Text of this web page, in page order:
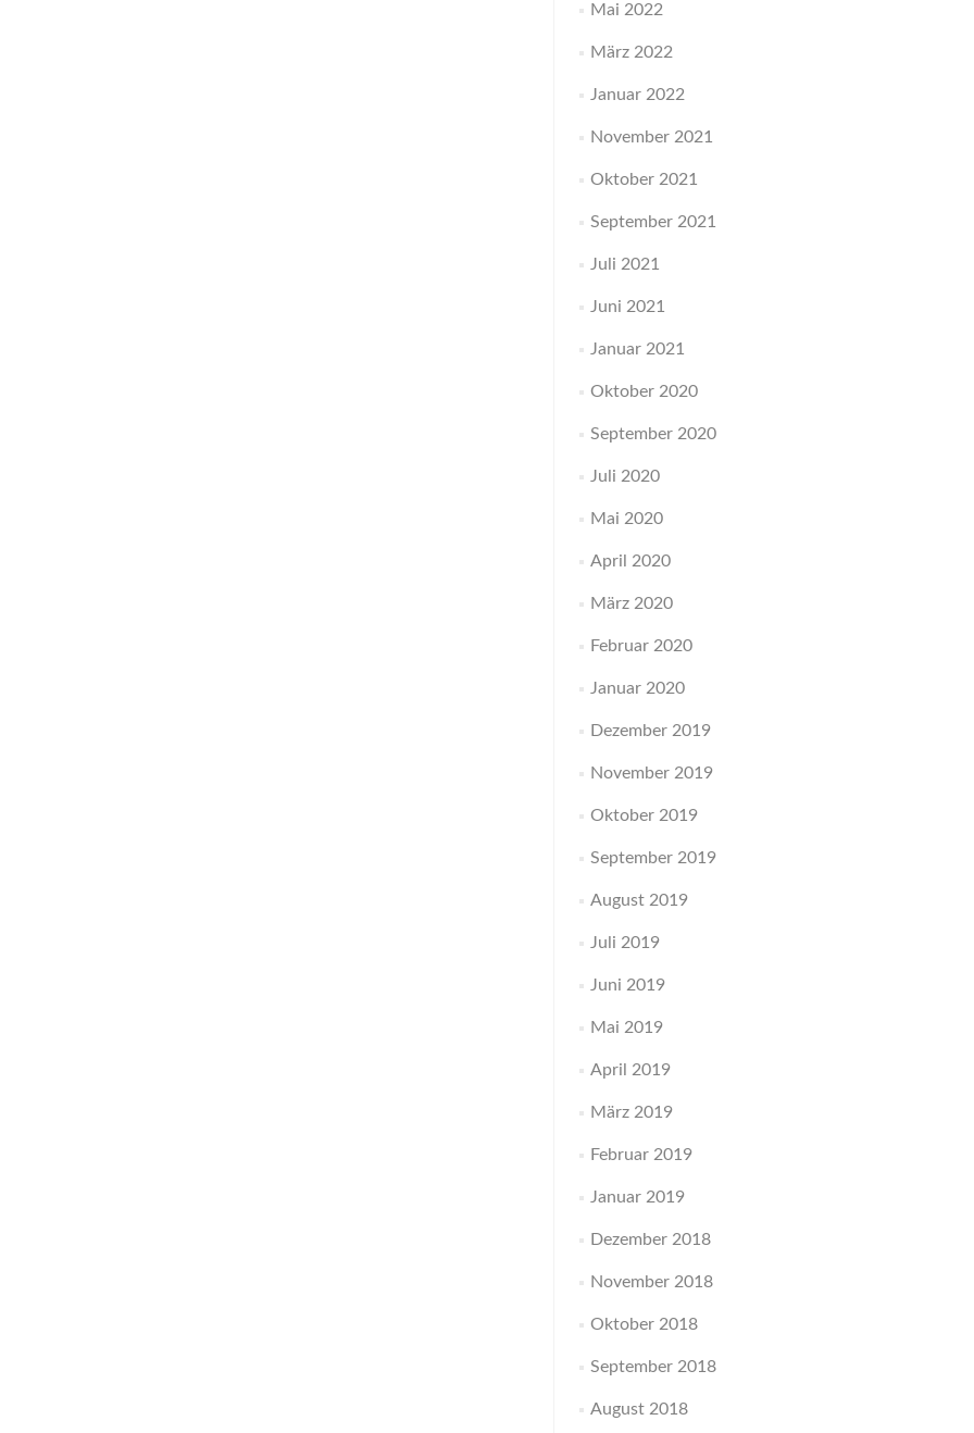
Mai 2022
März 2022
Januar 2022
November 2021
Oktober 2021
September 2021
Juli 2021
Juni 2021
Januar 2021
Oktober 2020
September 2020
Juli 2020
Mai 2020
April 2020
März 2020
Februar 2020
Januar 2020
Dezember 2019
November 2019
Oktober 2019
September 2019
August 2019
Juli 2019
Juni 2019
Mai 2019
April 2019
März 2019
Februar 2019
Januar 2019
Dezember 2018
November 2018
Oktober 2018
September 2018
August 2018